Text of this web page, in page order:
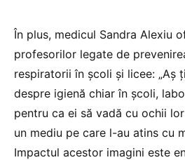
În plus, medicul Sandra Alexiu
profesorilor legate de
respiratorii în școli și licee: „Aș
despre igienă chiar în școli,
pentru ca ei să vadă cu ochii
un mediu pe care l-au atins cu
Impactul acestor imagini este